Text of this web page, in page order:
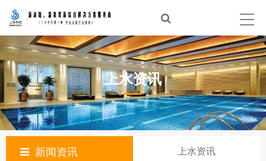
泳池建设
温泉建设
经典案例
泳池设备
上水资讯
新闻资讯 上水资讯